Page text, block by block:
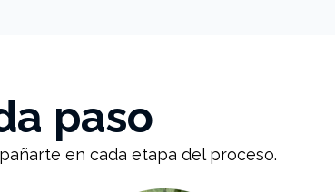
paso
en cada etapa del proceso.